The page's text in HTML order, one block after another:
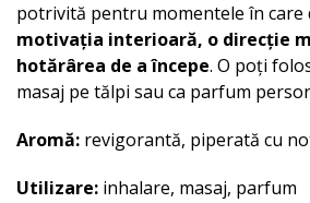
potrivită pentru momentele în care
motivația interioară, o direcție
hotărârea de a începe. O poți
masaj pe tălpi sau ca parfum
Aromă: revigorantă, piperată cu
Utilizare: inhalare, masaj, parfum